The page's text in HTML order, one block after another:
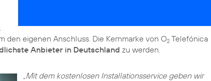
den eigenen Anschluss. Die Kernmarke von O2 Telefónica
Anbieter in Deutschland zu werden.
„Mit dem kostenlosen Installationsservice geben wir